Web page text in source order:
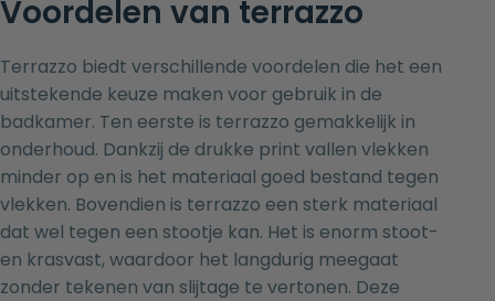
Voordelen van terrazzo
Terrazzo biedt verschillende voordelen die het een
uitstekende keuze maken voor gebruik in de
badkamer. Ten eerste is terrazzo gemakkelijk in
onderhoud. Dankzij de drukke print vallen vlekken
minder op en is het materiaal goed bestand tegen
vlekken. Bovendien is terrazzo een sterk materiaal
dat wel tegen een stootje kan. Het is enorm stoot-
en krasvast, waardoor het langdurig meegaat
zonder tekenen van slijtage te vertonen. Deze